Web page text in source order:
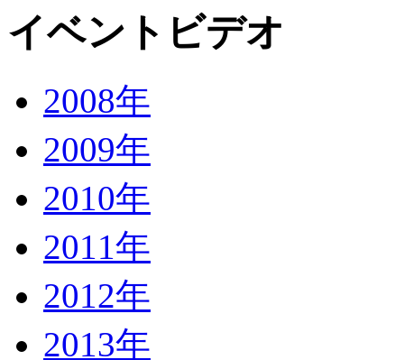
イベントビデオ
2008年
2009年
2010年
2011年
2012年
2013年